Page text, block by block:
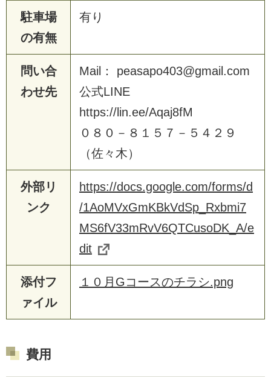
駐車場
の有無
有り
問い合
わせ先
Mail： peasapo403@gmail.com
公式LINE
https://lin.ee/Aqaj8fM
０８０－８１５７－５４２９
（佐々木）
外部リ
ンク
https://docs.google.com/forms/d
/1AoMVxGmKBkVdSp_Rxbmi7
MS6fV33mRvV6QTCusoDK_A/e
dit
添付フ
ァイル
１０月Gコースのチラシ.png
費用